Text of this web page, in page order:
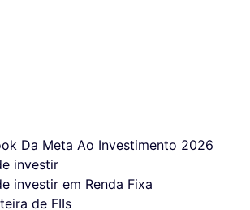
Da Meta Ao Investimento 2026
investir
investir em Renda Fixa
de FIIs